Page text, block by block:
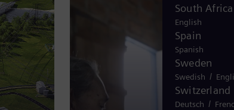
South Africa
English
Spain
Spanish
Sweden
Swedish /
Switzerland
Deutsch /
s
z
r
a
r